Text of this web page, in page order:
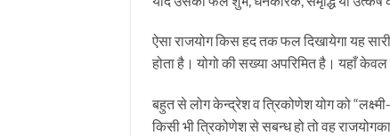
ऐसा राजयोग किस हद तक फल दिखायेगा यह
होता है। योगो की सख्या अपरिमित है। यहाँ केवल
बहुत से लोग केन्द्रेश व त्रिकोणेश योग को
किसी भी त्रिकोणेश से सबन्ध हो तो वह